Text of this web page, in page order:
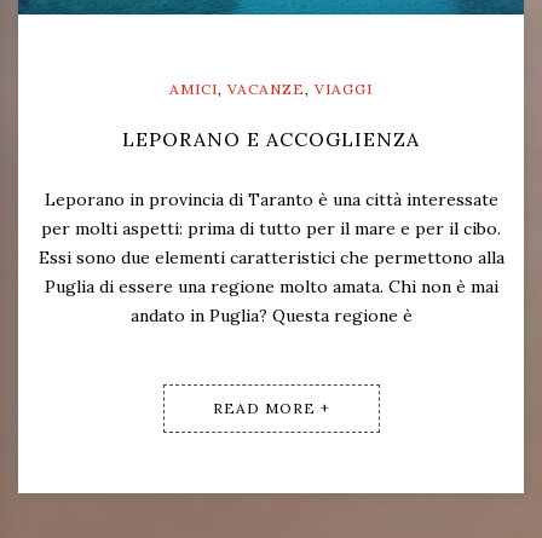
AMICI, VACANZE, VIAGGI
LEPORANO E ACCOGLIENZA
Leporano in provincia di Taranto è una città interessate
per molti aspetti: prima di tutto per il mare e per il cibo.
Essi sono due elementi caratteristici che permettono alla
Puglia di essere una regione molto amata. Chi non è mai
andato in Puglia? Questa regione è
READ MORE +